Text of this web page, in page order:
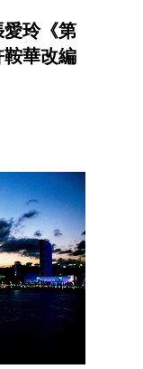
玲《第
華改編